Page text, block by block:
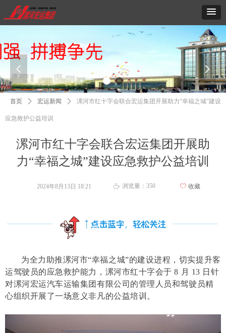
넳 넲
漯河市红十字会联合宏运集团开展助
力“幸福之城”建设应急救护公益培训
首页 ꄲ 宏运新闻 ꄲ 漯河市红十字会联合宏运集团开展助力“幸福之城”建设
应急救护公益培训
为全力助推漯河市“幸福之城”的建设进程，切实提升客
运驾驶员的应急救护能力，漯河市红十字会于 8 月 13 日针
对漯河宏运汽车运输集团有限公司的管理人员和驾驶员精
心组织开展了一场意义非凡的公益培训。
2024年8月13日 18:21 ꄘ 浏览量： 350 ꄀ 收藏